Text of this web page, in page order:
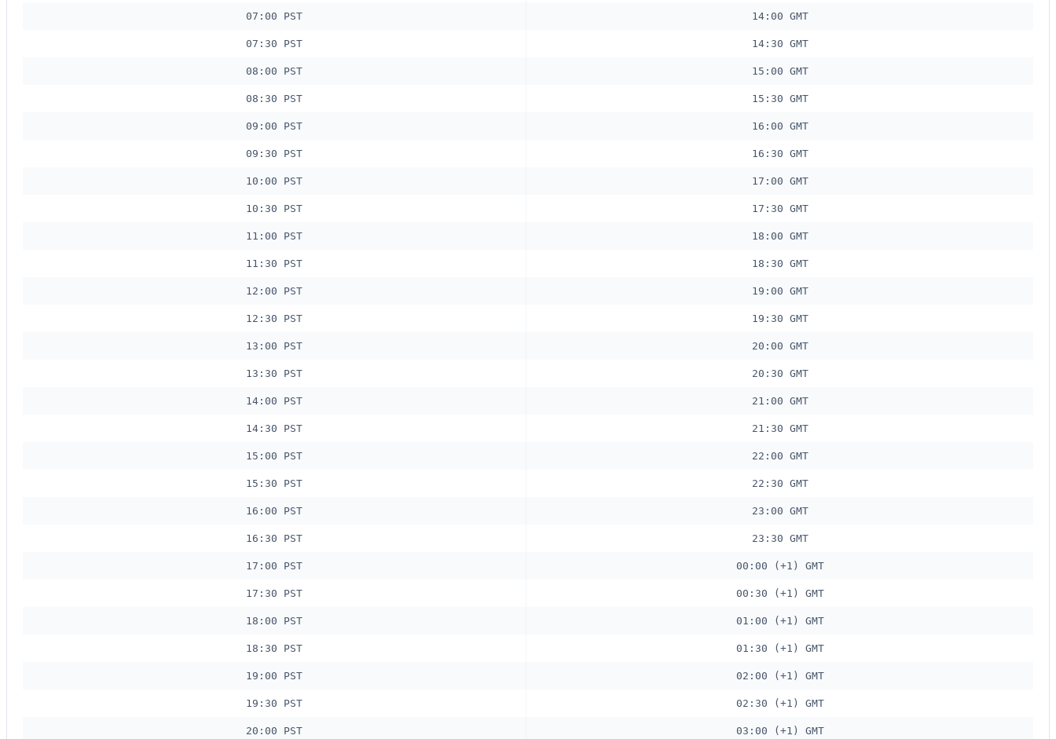
07:00 PST 14:00 GMT
07:30 PST 14:30 GMT
08:00 PST 15:00 GMT
08:30 PST 15:30 GMT
09:00 PST 16:00 GMT
09:30 PST 16:30 GMT
10:00 PST 17:00 GMT
10:30 PST 17:30 GMT
11:00 PST 18:00 GMT
11:30 PST 18:30 GMT
12:00 PST 19:00 GMT
12:30 PST 19:30 GMT
13:00 PST 20:00 GMT
13:30 PST 20:30 GMT
14:00 PST 21:00 GMT
14:30 PST 21:30 GMT
15:00 PST 22:00 GMT
15:30 PST 22:30 GMT
16:00 PST 23:00 GMT
16:30 PST 23:30 GMT
17:00 PST 00:00 (+1) GMT
17:30 PST 00:30 (+1) GMT
18:00 PST 01:00 (+1) GMT
18:30 PST 01:30 (+1) GMT
19:00 PST 02:00 (+1) GMT
19:30 PST 02:30 (+1) GMT
20:00 PST 03:00 (+1) GMT